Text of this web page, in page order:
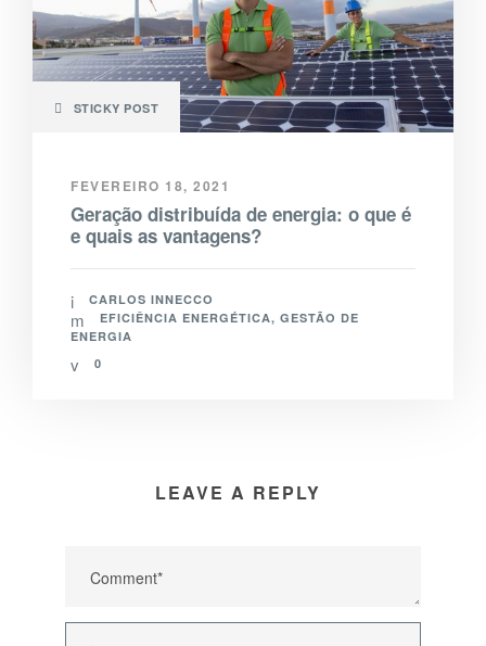
STICKY POST
FEVEREIRO 18, 2021
Geração distribuída de energia: o que é
e quais as vantagens?
CARLOS INNECCO
EFICIÊNCIA ENERGÉTICA, GESTÃO DE
ENERGIA
0
LEAVE A REPLY